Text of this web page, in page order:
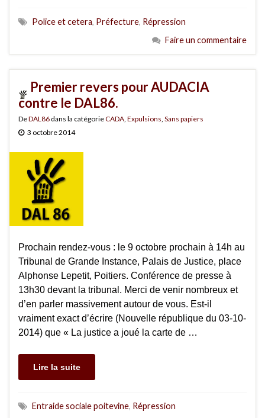
Police et cetera, Préfecture, Répression
Faire un commentaire
Premier revers pour AUDACIA
contre le DAL86.
DeDAL86 dans la catégorieCADA Expulsions Sans papiers
3 octobre 2014
Prochain rendez-vous : le 9 octobre prochain à 14h au
Tribunal de Grande Instance, Palais de Justice, place
Alphonse Lepetit, Poitiers. Conférence de presse à
13h30 devant la tribunal. Merci de venir nombreux et
d’en parler massivement autour de vous. Est-il
vraiment exact d’écrire (Nouvelle république du 03-10-
2014) que « La justice a joué la carte de …
Lire la suite
Entraide sociale poitevine, Répression